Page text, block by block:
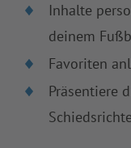
Inhalte
deinem
Favoriten
Präsentiere